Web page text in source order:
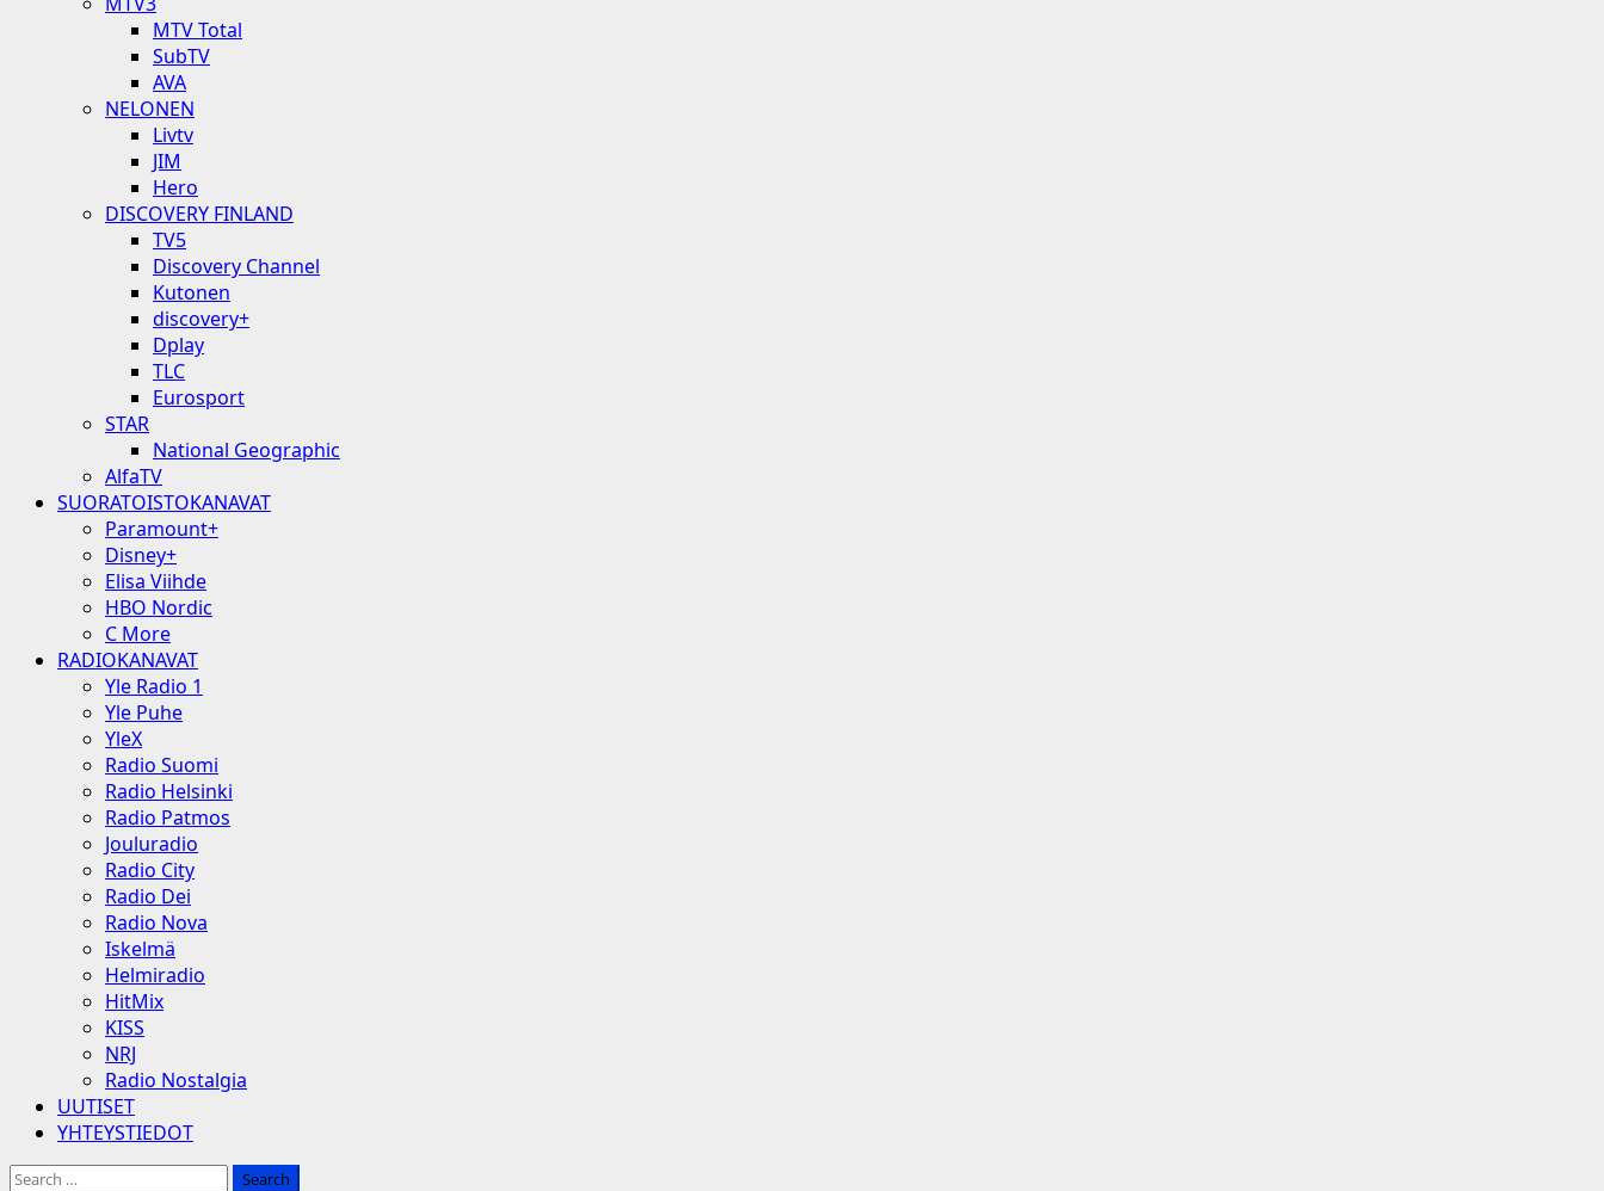
MTV Total
SubTV
AVA
NELONEN
Livtv
JIM
Hero
DISCOVERY FINLAND
TV5
Discovery Channel
Kutonen
discovery+
Dplay
TLC
Eurosport
STAR
National Geographic
AlfaTV
SUORATOISTOKANAVAT
Paramount+
Disney+
Elisa Viihde
HBO Nordic
C More
RADIOKANAVAT
Yle Radio 1
Yle Puhe
YleX
Radio Suomi
Radio Helsinki
Radio Patmos
Jouluradio
Radio City
Radio Dei
Radio Nova
Iskelmä
Helmiradio
HitMix
KISS
NRJ
Radio Nostalgia
UUTISET
YHTEYSTIEDOT
Search